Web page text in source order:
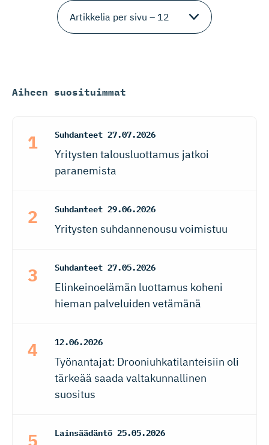
Aiheen suosituimmat
Suhdanteet 27.07.2026
Yritysten talousluottamus jatkoi
paranemista
Suhdanteet 29.06.2026
Yritysten suhdannenousu voimistuu
Suhdanteet 27.05.2026
Elinkeinoelämän luottamus koheni
hieman palveluiden vetämänä
12.06.2026
Työnantajat: Drooniuhkatilanteisiin oli
tärkeää saada valtakunnallinen
suositus
Lainsäädäntö 25.05.2026